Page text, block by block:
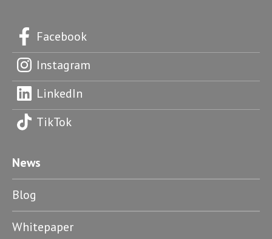
Facebook
Instagram
LinkedIn
TikTok
News
Blog
Whitepaper